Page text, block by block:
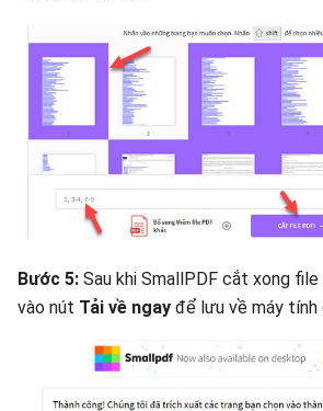
Bước 5: Sau khi SmallPDF cắt xong file
vào nút Tải về ngay để lưu về máy tính